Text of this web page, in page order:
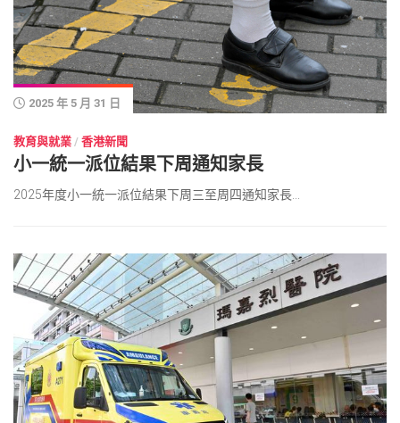
2025 年 5 月 31 日
教育與就業 / 香港新聞
小一統一派位結果下周通知家長
2025年度小一統一派位結果下周三至周四通知家長...